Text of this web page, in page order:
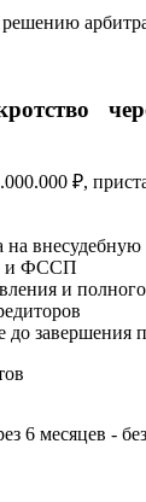
₽,
на
и ФССП
и
до завершения
6 месяцев -